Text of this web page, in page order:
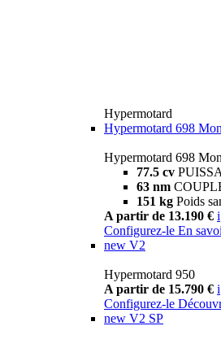
Hypermotard
Hypermotard 698
Hypermotard 698
77.5 cv
63 nm
151 kg Poids
A partir de 13.190 € i
Configurez-le En
new V2
Hypermotard 950
A partir de 15.790 € i
Configurez-le
new V2 SP